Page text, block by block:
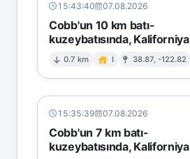
15:43:40 07.08.2026
Cobb'un 10 km batı-
kuzeybatısında, Kaliforniya
0.7 km I 38.87, -122.82
15:35:39 07.08.2026
Cobb'un 7 km batı-
kuzeybatısında, Kaliforniya